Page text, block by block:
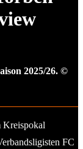
2025/26. ©
Kreispokal
FC